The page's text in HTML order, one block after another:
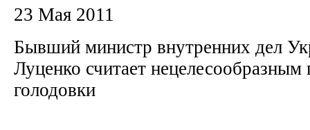
23 Мая 2011
Бывший министр внутренних дел
Луценко считает
голодовки